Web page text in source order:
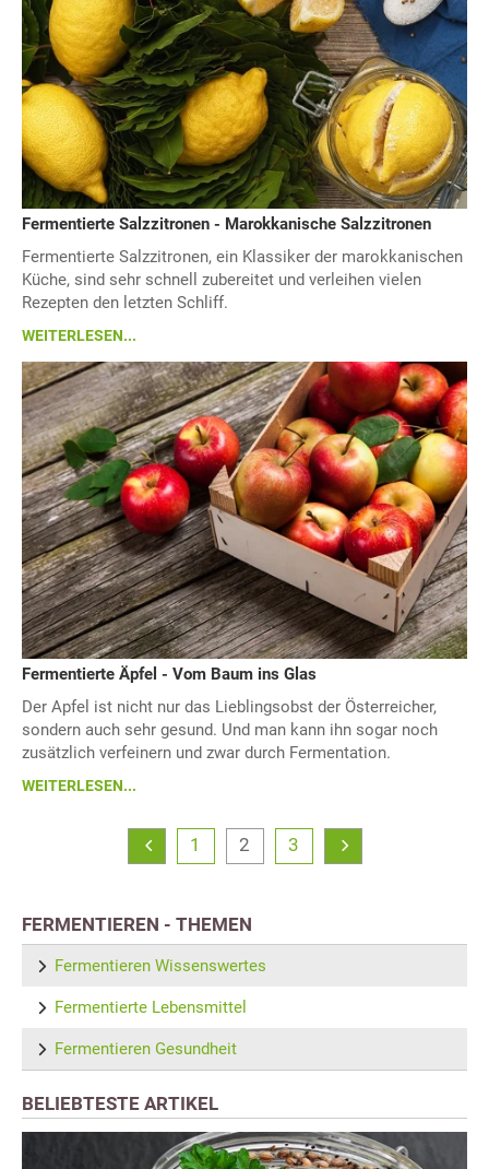
Fermentierte Salzzitronen - Marokkanische Salzzitronen
Fermentierte Salzzitronen, ein Klassiker der marokkanischen
Küche, sind sehr schnell zubereitet und verleihen vielen
Rezepten den letzten Schliff.
WEITERLESEN...
Fermentierte Äpfel - Vom Baum ins Glas
Der Apfel ist nicht nur das Lieblingsobst der Österreicher,
sondern auch sehr gesund. Und man kann ihn sogar noch
zusätzlich verfeinern und zwar durch Fermentation.
WEITERLESEN...
1 2 3
FERMENTIEREN - THEMEN
Fermentieren Wissenswertes
Fermentierte Lebensmittel
Fermentieren Gesundheit
BELIEBTESTE ARTIKEL